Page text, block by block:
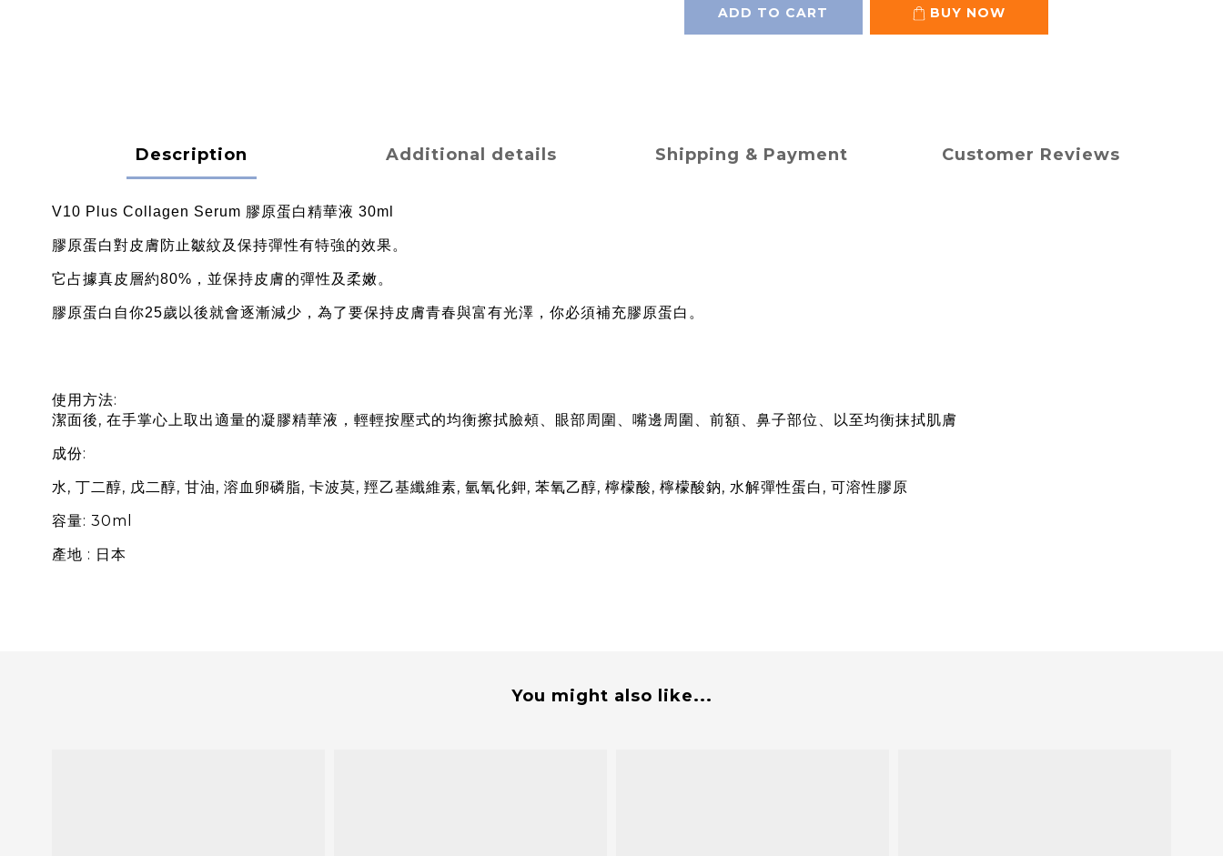
ADD TO CART BUY NOW
Description Additional details Shipping & Payment Customer Reviews
V10 Plus Collagen Serum 膠原蛋白精華液 30ml
膠原蛋白對皮膚防止皺紋及保持彈性有特強的效果。
它占據真皮層約80%，並保持皮膚的彈性及柔嫩。
膠原蛋白自你25歲以後就會逐漸減少，為了要保持皮膚青春與富有光澤，你必須補充膠原蛋白。
使用方法:
潔面後, 在手掌心上取出適量的凝膠精華液，輕輕按壓式的均衡擦拭臉頰、眼部周圍、嘴邊周圍、前額、鼻子部位、以至均衡抹拭肌膚
成份:
水, 丁二醇, 戊二醇, 甘油, 溶血卵磷脂, 卡波莫, 羥乙基纖維素, 氫氧化鉀, 苯氧乙醇, 檸檬酸, 檸檬酸鈉, 水解彈性蛋白, 可溶性膠原
容量: 30ml
產地 : 日本
You might also like...